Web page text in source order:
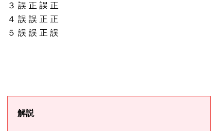
３ 誤 正 誤 正
４ 誤 誤 正 正
５ 誤 誤 正 誤
解説